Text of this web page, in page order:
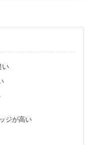
い
ジが高い